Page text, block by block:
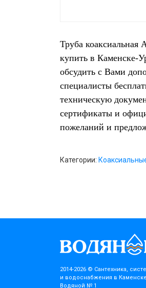
Труба
купить в Каменске-
обсудить с Вами
специалисты
техническую
сертификаты и
пожеланий и
Категории:
2014-2026 © Cантехника,
и водоснабжения в
Водяной № 1